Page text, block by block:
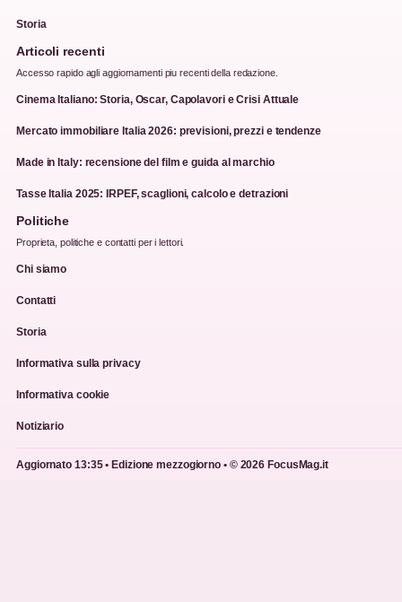
Storia
Articoli recenti
Accesso rapido agli aggiornamenti piu recenti della redazione.
Cinema Italiano: Storia, Oscar, Capolavori e Crisi Attuale
Mercato immobiliare Italia 2026: previsioni, prezzi e tendenze
Made in Italy: recensione del film e guida al marchio
Tasse Italia 2025: IRPEF, scaglioni, calcolo e detrazioni
Politiche
Proprieta, politiche e contatti per i lettori.
Chi siamo
Contatti
Storia
Informativa sulla privacy
Informativa cookie
Notiziario
Aggiornato 13:35 • Edizione mezzogiorno • © 2026 FocusMag.it